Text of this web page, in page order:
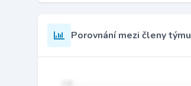
Porovnání mezi členy týmu